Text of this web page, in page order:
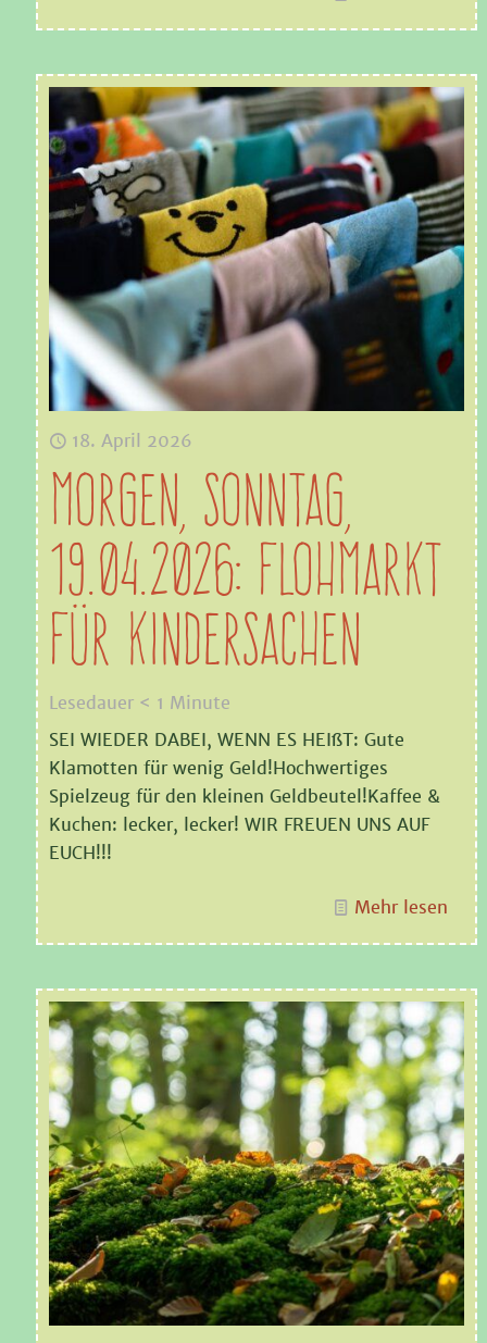
18. April 2026
MORGEN, SONNTAG,
19.04.2026: FLOHMARKT
FÜR KINDERSACHEN
Lesedauer < 1 Minute
SEI WIEDER DABEI, WENN ES HEIßT: Gute
Klamotten für wenig Geld!Hochwertiges
Spielzeug für den kleinen Geldbeutel!Kaffee &
Kuchen: lecker, lecker! WIR FREUEN UNS AUF
EUCH!!!
Mehr lesen